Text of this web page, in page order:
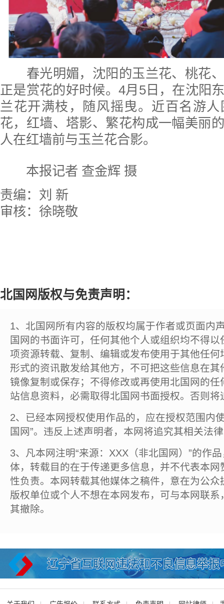
春光明媚，沈阳的玉兰花、桃花、
正是赏花的好时候。4月5日，在沈阳
兰花开满枝，随风摇曳。近百名游
花，红墙、塔影、繁花构成一幅美丽
人在红墙前与玉兰花合影。
本报记者 查金辉 摄
责编：刘 新
审核：徐晓敬
北国网版权与免责声明：
1、北国网所有内容的版权均属于作者或页面内
国网的书面许可，任何其他个人或组织均不得
项资源转载、复制、编辑或发布使用于其他任
形式的资讯散发给其他方，不可把这些信息在
镜像复制或保存；不得修改或再使用北国网的
站信息资料，必需取得北国网书面授权。否则将
2、已经本网授权使用作品的，应在授权范围内
国网”。违反上述声明者，本网将追究其相关法
3、凡本网注明“来源：XXX（非北国网）”的作
体，转载目的在于传递更多信息，并不代表本
性负责。本网转载其他媒体之稿件，意在为公
版权单位或个人不想在本网发布，可与本网联
其撤除。